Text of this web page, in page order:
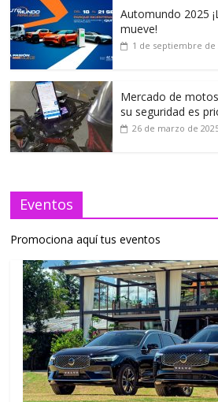
Automundo 2025
mueve!
1 de septiembre de
Mercado de
su seguridad es
26 de marzo de
Eventos
Promociona aquí tus eventos